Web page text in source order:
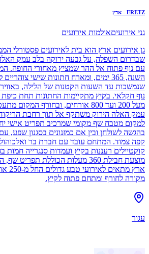
ERETZ - ארץ
גני אירועיםאולמות אירועים
גן אירועים ארץ הוא בית לאירועים פסטורלי
שבדרום השפלה, על גבעה ירוקה בלב עמק
עם נוף פתוח אל ההר שמציץ מאחורי החופה.
השנה, 365 ימים, ומארח חתונות שישי
שנמשכות עד השעות הקטנות של הלילה,
נוף חקלאי. בקיץ מתקיימות החתונות תחת
מעל 200 ועד 800 אורחים, ובחורף
עמק האלה הירוק משתקף אל תוך רחבת
למקום מטבח שף מקומי שמרכיב תפריט אישי
בהגשה לשולחן ובין אם כמזנונים בסגנון שפע,
קפה צמוד. המתחם עובד עם חברת בר
קוקטיילים רעננות בקיץ ועמדות סנגרייה חמות
מוצעת חבילת 360 מעלות הכוללת
ארץ
מקורה לחורף ומתחם פתוח לקיץ.
עגור